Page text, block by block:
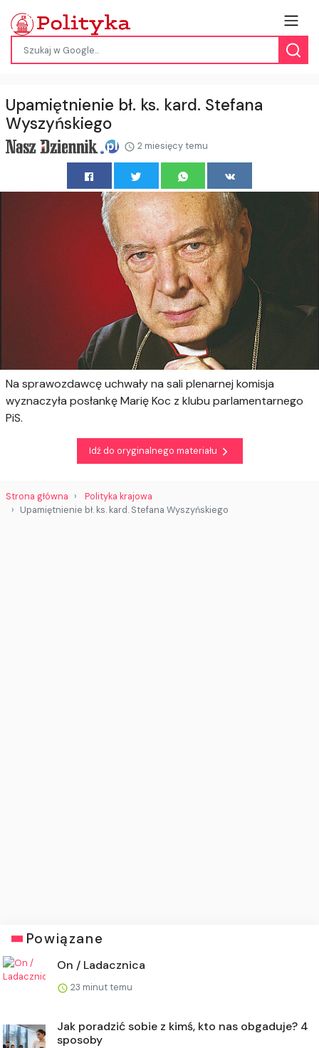
Upamiętnienie bł. ks. kard. Stefana
Wyszyńskiego
2 miesięcy temu
Na sprawozdawcę uchwały na sali plenarnej komisja
wyznaczyła posłankę Marię Koc z klubu parlamentarnego
PiS.
Idź do oryginalnego materiału
Strona główna
Polityka krajowa
Upamiętnienie bł. ks. kard. Stefana Wyszyńskiego
Powiązane
On / Ladacznica
23 minut temu
Jak poradzić sobie z kimś, kto nas obgaduje? 4
sposoby